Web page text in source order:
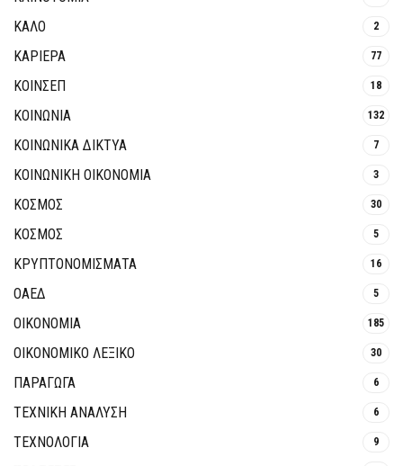
ΚΑΛΟ 2
ΚΑΡΙΕΡΑ 77
ΚΟΙΝΣΕΠ 18
ΚΟΙΝΩΝΙΑ 132
ΚΟΙΝΩΝΙΚΆ ΔΊΚΤΥΑ 7
ΚΟΙΝΩΝΙΚΉ ΟΙΚΟΝΟΜΊΑ 3
ΚΟΣΜΟΣ 30
ΚΟΣΜΟΣ 5
ΚΡΥΠΤΟΝΟΜΊΣΜΑΤΑ 16
ΟΑΕΔ 5
ΟΙΚΟΝΟΜΙΑ 185
ΟΙΚΟΝΟΜΙΚΟ ΛΕΞΙΚΟ 30
ΠΑΡΑΓΩΓΑ 6
ΤΕΧΝΙΚΗ ΑΝΑΛΥΣΗ 6
ΤΕΧΝΟΛΟΓΙΑ 9